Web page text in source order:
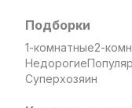
Подборки
1-комнатные2-
Недорогие
Суперхозяин